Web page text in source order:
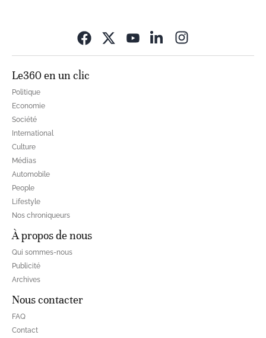
Le360 en un clic
Politique
Economie
Société
International
Culture
Médias
Automobile
People
Lifestyle
Nos chroniqueurs
À propos de nous
Qui sommes-nous
Publicité
Archives
Nous contacter
FAQ
Contact